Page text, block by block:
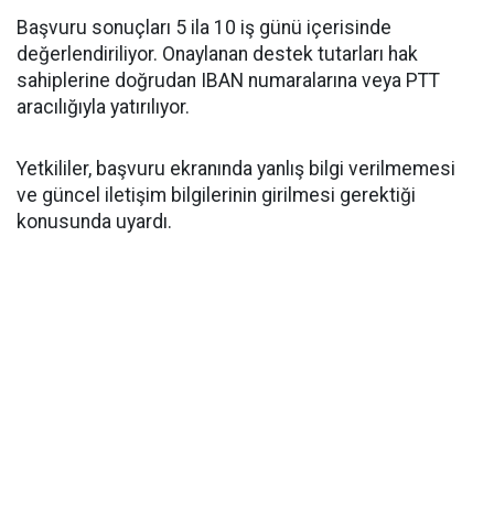
Başvuru sonuçları 5 ila 10 iş günü içerisinde
değerlendiriliyor. Onaylanan destek tutarları hak
sahiplerine doğrudan IBAN numaralarına veya PTT
aracılığıyla yatırılıyor.
Yetkililer, başvuru ekranında yanlış bilgi verilmemesi
ve güncel iletişim bilgilerinin girilmesi gerektiği
konusunda uyardı.